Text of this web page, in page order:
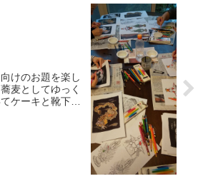
けのお題を楽し
麦としてゆっく
ケーキと靴下を